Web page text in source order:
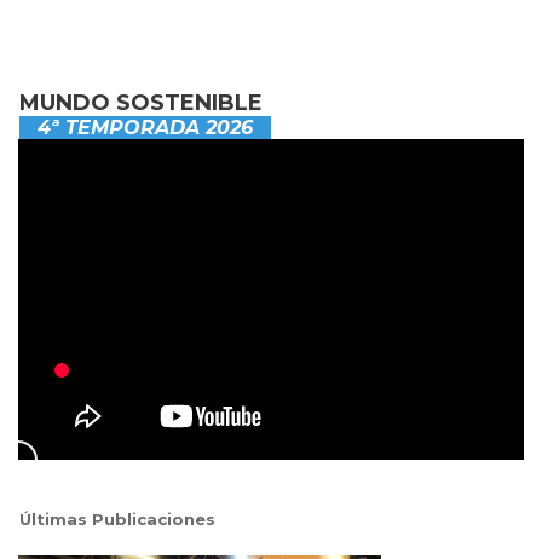
MUNDO SOSTENIBLE
4ª TEMPORADA 2026
Últimas Publicaciones